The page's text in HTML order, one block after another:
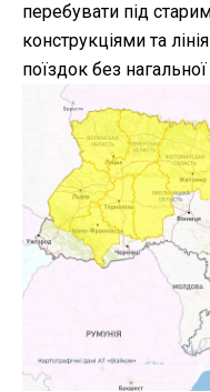
перебувати під
конструкціями та
поїздок без